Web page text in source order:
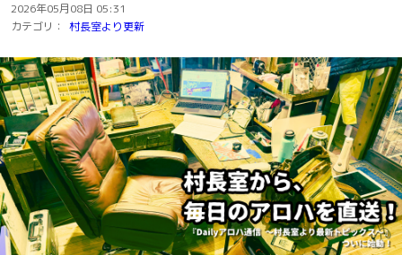
2026年05月08日 05:31
カテゴリ：
村長室より更新